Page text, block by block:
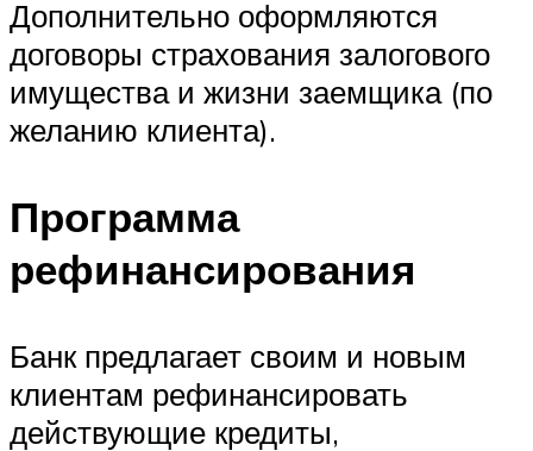
Дополнительно оформляются
договоры страхования залогового
имущества и жизни заемщика (по
желанию клиента).
Программа
рефинансирования
Банк предлагает своим и новым
клиентам рефинансировать
действующие кредиты,